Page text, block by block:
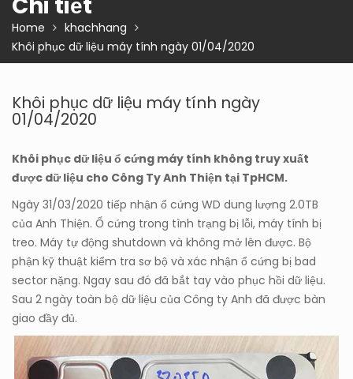
Home
khachhang
Khôi phục dữ liệu máy tính ngày 01/04/2020
Khôi phục dữ liệu máy tính ngày
01/04/2020
Khôi phục dữ liệu ổ cứng máy tính không truy xuất
được dữ liệu cho Công Ty Anh Thiện tại TpHCM.
Ngày 31/03/2020 tiếp nhận ổ cứng WD dung lượng 2.0TB
của Anh Thiện. Ổ cứng trong tình trạng bị lỗi, máy tính bị
treo. Máy tự động shutdown và không mở lên được. Bộ
phận kỹ thuật kiểm tra sơ bộ và xác nhận ổ cứng bị bad
sector nặng. Ngay sau đó đã bắt tay vào phục hồi dữ liệu.
Sau 2 ngày toàn bộ dữ liệu của Công ty Anh đã được bàn
giao đầy đủ.